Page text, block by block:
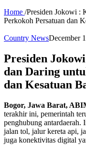
Home /Presiden Jokowi :
Perkokoh Persatuan dan
Country NewsDecember
Presiden
dan Daring
dan Kesatuan
Bogor, Jawa Barat,
terakhir ini, pemerintah
penghubung antardaerah.
jalan tol, jalur kereta api,
juga konektivitas digital